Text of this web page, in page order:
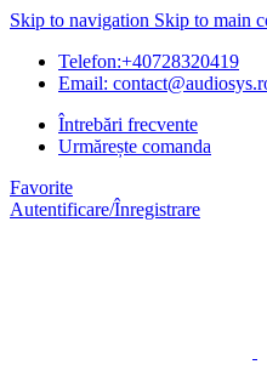
Skip to navigation Skip to main
Telefon:+40728320419
Email:
Întrebări frecvente
Urmărește comanda
Favorite
Autentificare/Înregistrare